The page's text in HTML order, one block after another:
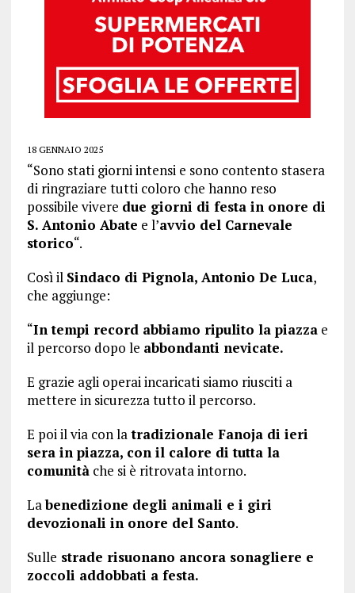
18 GENNAIO 2025
“Sono stati giorni intensi e sono contento stasera
di ringraziare tutti coloro che hanno reso
possibile vivere due giorni di festa in onore di
S. Antonio Abate e l’avvio del Carnevale
storico“.
Così il Sindaco di Pignola, Antonio De Luca,
che aggiunge:
“In tempi record abbiamo ripulito la piazzae
il percorso dopo le abbondanti nevicate.
E grazie agli operai incaricati siamo riusciti a
mettere in sicurezza tutto il percorso.
E poi il via con latradizionale Fanoja di ieri
sera in piazza, con il calore di tutta la
comunitàche si è ritrovata intorno.
Labenedizione degli animali e i giri
devozionali in onore del Santo.
Sulle strade risuonano ancora sonagliere e
zoccoli addobbati a festa.